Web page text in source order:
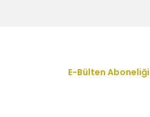
- 12663317E-Bülten Aboneliği